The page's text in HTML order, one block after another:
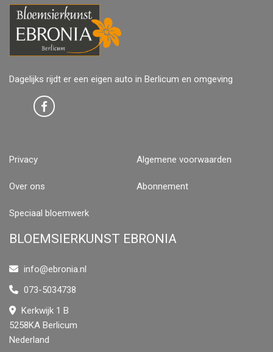
Dagelijks rijdt er een eigen auto in Berlicum en omgeving
Privacy Algemene voorwaarden
Over ons Abonnement
Speciaal bloemwerk
BLOEMSIERKUNST EBRONIA
info@ebronia.nl
073-5034738
Kerkwijk 1 B
5258KA Berlicum
Nederland